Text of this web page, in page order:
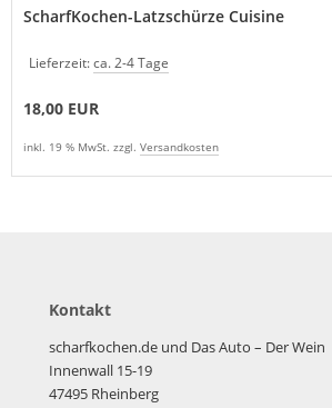
ScharfKochen-Latzschürze Cuisine
Lieferzeit:ca. 2-4 Tage
18,00 EUR
inkl. 19 % MwSt. zzgl. Versandkosten
Kontakt
scharfkochen.de und Das Auto – Der Wein
Innenwall 15-19
47495 Rheinberg